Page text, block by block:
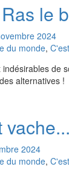
le
embre 2024
du monde,
de
alternatives !
vache...
2024
du monde,